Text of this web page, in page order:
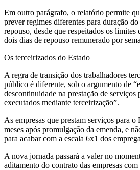
Em outro parágrafo, o relatório permite
prever regimes diferentes para duração
repouso, desde que respeitados os limites
dois dias de repouso remunerado por
Os terceirizados do Estado
A regra de transição dos trabalhadores
público é diferente, sob o argumento de
descontinuidade na prestação de serviços
executados mediante terceirização”.
As empresas que prestam serviços para o
meses após promulgação da emenda, e
para acabar com a escala 6x1 dos
A nova jornada passará a valer no
aditamento do contrato das empresas